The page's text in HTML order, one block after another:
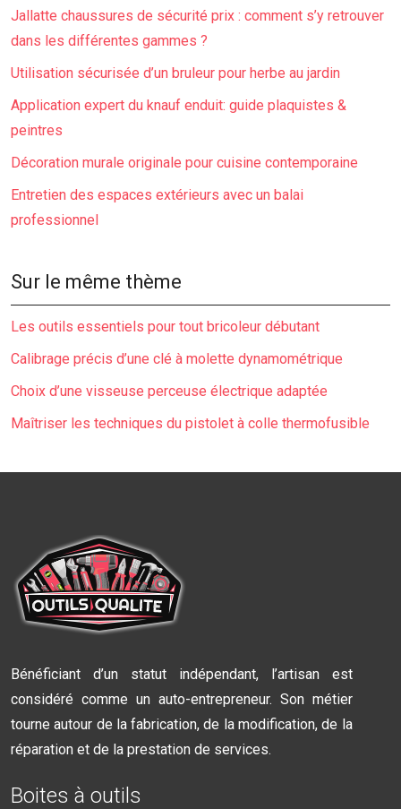
Jallatte chaussures de sécurité prix : comment s’y retrouver
dans les différentes gammes ?
Utilisation sécurisée d’un bruleur pour herbe au jardin
Application expert du knauf enduit: guide plaquistes &
peintres
Décoration murale originale pour cuisine contemporaine
Entretien des espaces extérieurs avec un balai
professionnel
Sur le même thème
Les outils essentiels pour tout bricoleur débutant
Calibrage précis d’une clé à molette dynamométrique
Choix d’une visseuse perceuse électrique adaptée
Maîtriser les techniques du pistolet à colle thermofusible
Bénéficiant d’un statut indépendant, l’artisan est
considéré comme un auto-entrepreneur. Son métier
tourne autour de la fabrication, de la modification, de la
réparation et de la prestation de services.
Boites à outils